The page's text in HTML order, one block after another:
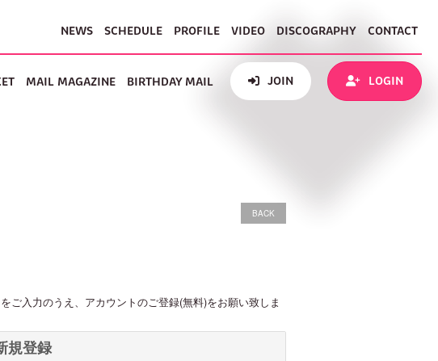
NEWS SCHEDULE PROFILE VIDEO DISCOGRAPHY CONTACT
MAIL MAGAZINE BIRTHDAY MAIL JOIN LOGIN
BACK
入力のうえ、アカウントのご登録(無料)をお願い致しま
規登録